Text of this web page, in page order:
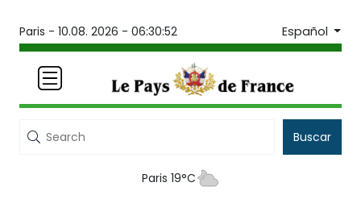
Paris - 10.08. 2026 - 06:30:52 Español
Buscar
Paris 19°C